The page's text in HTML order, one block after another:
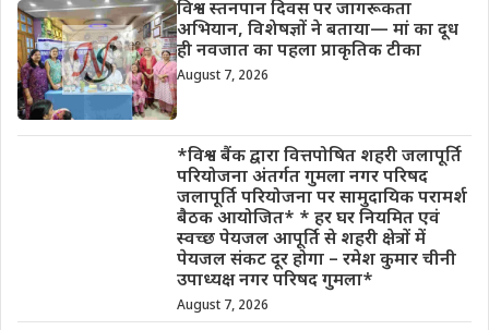
विश्व स्तनपान दिवस पर जागरूकता
अभियान, विशेषज्ञों ने बताया— मां का दूध
ही नवजात का पहला प्राकृतिक टीका
August 7, 2026
*विश्व बैंक द्वारा वित्तपोषित शहरी जलापूर्ति
परियोजना अंतर्गत गुमला नगर परिषद
जलापूर्ति परियोजना पर सामुदायिक परामर्श
बैठक आयोजित* * हर घर नियमित एवं
स्वच्छ पेयजल आपूर्ति से शहरी क्षेत्रों में
पेयजल संकट दूर होगा – रमेश कुमार चीनी
उपाध्यक्ष नगर परिषद गुमला*
August 7, 2026